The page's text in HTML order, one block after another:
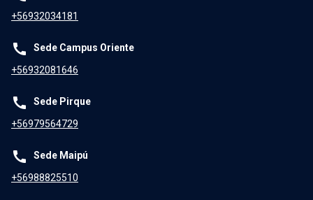
+56932034181
call
Sede Campus Oriente
+56932081646
call
Sede Pirque
+56979564729
call
Sede Maipú
+56988825510